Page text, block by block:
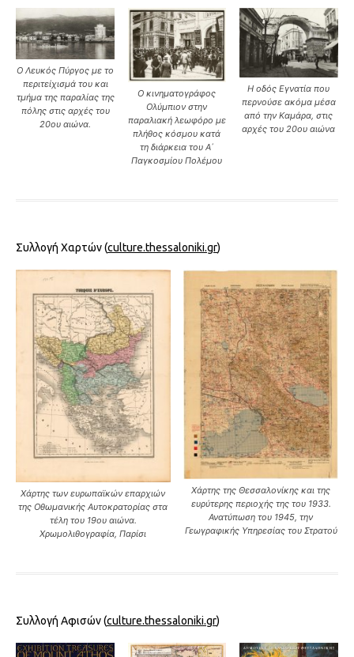
Ο Λευκός Πύργος με το
περιτείχισμά του και
τμήμα της παραλίας της
πόλης στις αρχές του
20ου αιώνα.
Ο κινηματογράφος
Ολύμπιον στην
παραλιακή λεωφόρο με
πλήθος κόσμου κατά
τη διάρκεια του Α΄
Παγκοσμίου Πολέμου
Η οδός Εγνατία που
περνούσε ακόμα μέσα
από την Καμάρα, στις
αρχές του 20ου αιώνα
Συλλογή Χαρτών (culture.thessaloniki.gr)
Χάρτης των ευρωπαϊκών επαρχιών
της Οθωμανικής Αυτοκρατορίας στα
τέλη του 19ου αιώνα.
Χρωμολιθογραφία, Παρίσι
Χάρτης της Θεσσαλονίκης και της
ευρύτερης περιοχής της του 1933.
Ανατύπωση του 1945, την
Γεωγραφικής Υπηρεσίας του Στρατού
Συλλογή Αφισών (culture.thessaloniki.gr)